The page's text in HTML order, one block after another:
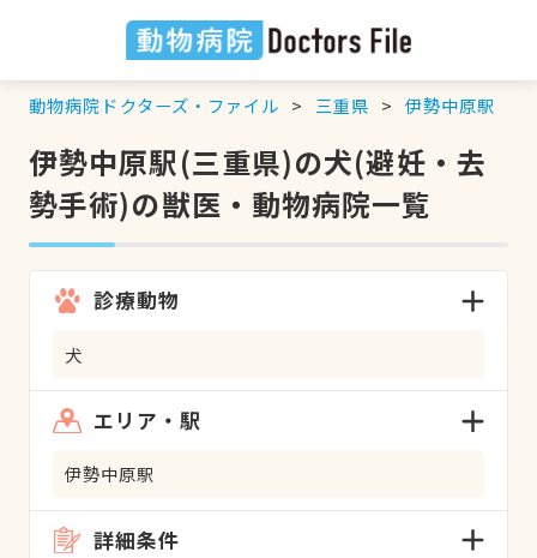
動物病院ドクターズ・ファイル 三重県 伊勢中原駅
伊勢中原駅(三重県)の犬(避妊・去
勢手術)の獣医・動物病院一覧
診療動物
犬
エリア・駅
伊勢中原駅
詳細条件